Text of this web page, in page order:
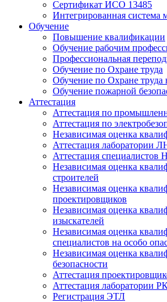
Сертификат ИСО 13485
Интегрированная система
Обучение
Повышение квалификации
Обучение рабочим
Профессиональная
Обучение по Охране труда
Обучение по Охране труда
Обучение пожарной
Аттестация
Аттестация по
Аттестация по
Независимая оценка
Аттестация лаборатории
Аттестация специалистов
Независимая оценка
строителей
Независимая оценка
проектировщиков
Независимая оценка
изыскателей
Независимая оценка
специалистов на особо
Независимая оценка
безопасности
Аттестация
Аттестация лаборатории
Регистрация ЭТЛ